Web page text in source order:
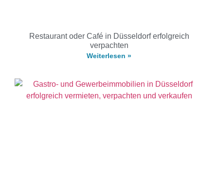
Restaurant oder Café in Düsseldorf erfolgreich
verpachten
Weiterlesen »